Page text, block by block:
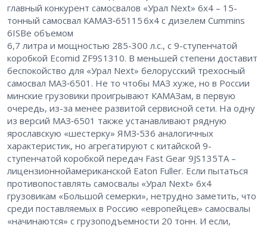
главный конкурент самосвалов «Урал Next» 6х4 – ​15-
тонный самосвал КАМАЗ‑65115 6х4 с дизелем Cummins
6ISBe объемом
6,7 литра и мощностью 285-300 л.с., с 9-ступенчатой
коробкой Ecomid ZF9S 1310. В меньшей степени доставит
беспокойство для «Урал Next» белорусский трехосный
самосвал МАЗ‑6501. Не то чтобы МАЗ хуже, но в России
минские грузовики проигрывают КАМАЗам, в первую
очередь, из-за менее развитой сервисной сети. На одну
из версий МАЗ‑6501 также устанавливают рядную
ярославскую «шестерку» ЯМЗ‑536 аналогичных
характеристик, но агрегатируют с китайской 9-
ступенчатой коробкой передач Fast Gear 9JS 135TA – ​
лицензионнойамериканской Eaton Fuller. Если пытаться
противопоставлять самосвалы «Урал Next» 6х4
грузовикам «Большой семерки», нетрудно заметить, что ​
среди поставляемых в Россию «европейцев» самосвалы
«начинаются» с грузоподъемности 20 тонн. И если,